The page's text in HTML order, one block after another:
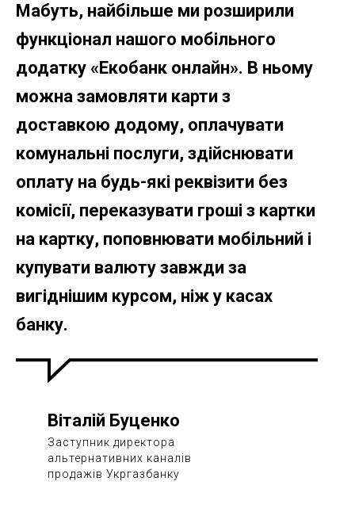
Мабуть, найбільше ми розширили
функціонал нашого мобільного
додатку «Екобанк онлайн». В ньому
можна замовляти карти з
доставкою додому, оплачувати
комунальні послуги, здійснювати
оплату на будь-які реквізити без
комісії, переказувати гроші з картки
на картку, поповнювати мобільний і
купувати валюту завжди за
вигіднішим курсом, ніж у касах
банку.
Віталій Буценко
Заступник директора
альтернативних каналів
продажів Укргазбанку